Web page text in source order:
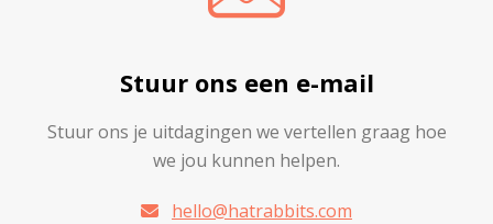
Stuur ons een e-mail
Stuur ons je uitdagingen we vertellen graag hoe
we jou kunnen helpen.
hello@hatrabbits.com